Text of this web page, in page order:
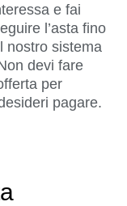
e fai
l’asta fino
nostro sistema
devi fare
per
pagare.